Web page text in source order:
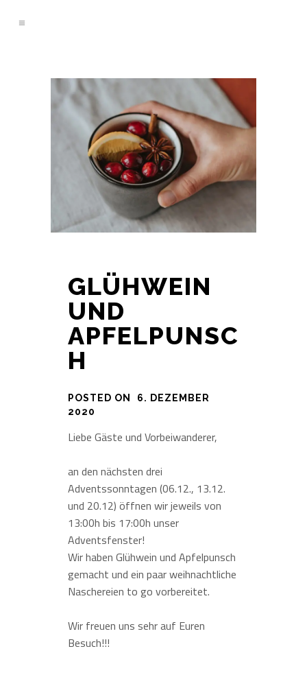
GLÜHWEIN
UND
APFELPUNSC
H
POSTED ON
6. DEZEMBER
2020
Liebe Gäste und Vorbeiwanderer,
an den nächsten drei
Adventssonntagen (06.12., 13.12.
und 20.12) öffnen wir jeweils von
13:00h bis 17:00h unser
Adventsfenster!
Wir haben Glühwein und Apfelpunsch
gemacht und ein paar weihnachtliche
Naschereien to go vorbereitet.
Wir freuen uns sehr auf Euren
Besuch!!!